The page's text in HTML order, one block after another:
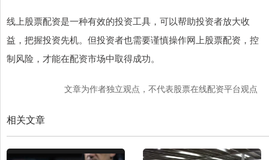
线上股票配资是一种有效的投资工具，可以帮助投资者放大收
益，把握投资先机。但投资者也需要谨慎操作网上股票配资，控
制风险，才能在配资市场中取得成功。
文章为作者独立观点，不代表股票在线配资平台观点
相关文章